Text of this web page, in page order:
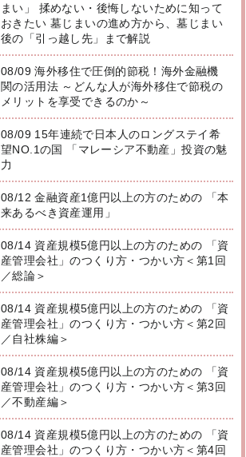
まい」 揉めない・後悔しないために知って
おきたい 墓じまいの進め方から、墓じまい
後の「引っ越し先」まで解説
08/09 海外移住で圧倒的節税！海外金融機
関の活用法 ～どんな人が海外移住で節税の
メリットを享受できるのか～
08/09 15年連続で日本人のロングステイ希
望NO.1の国 「マレーシア不動産」投資の魅
力
08/12 金融資産1億円以上の方のための 「本
来あるべき資産運用」
08/14 資産規模5億円以上の方のための 「資
産管理会社」のつくり方・つかい方＜第1回
／総論＞
08/14 資産規模5億円以上の方のための 「資
産管理会社」のつくり方・つかい方＜第2回
／自社株編＞
08/14 資産規模5億円以上の方のための 「資
産管理会社」のつくり方・つかい方＜第3回
／不動産編＞
08/14 資産規模5億円以上の方のための 「資
産管理会社」のつくり方・つかい方＜第4回